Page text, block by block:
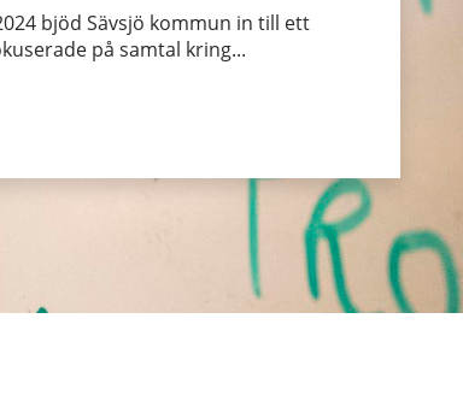
bjöd Sävsjö kommun in till ett
på samtal kring...